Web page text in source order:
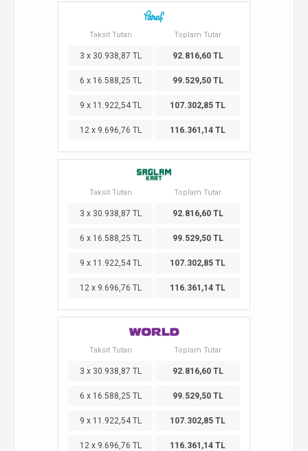
Taksit Tutarı Toplam Tutar
3 x 30.938,87 TL 92.816,60 TL
6 x 16.588,25 TL 99.529,50 TL
9 x 11.922,54 TL 107.302,85 TL
12 x 9.696,76 TL 116.361,14 TL
Taksit Tutarı Toplam Tutar
3 x 30.938,87 TL 92.816,60 TL
6 x 16.588,25 TL 99.529,50 TL
9 x 11.922,54 TL 107.302,85 TL
12 x 9.696,76 TL 116.361,14 TL
Taksit Tutarı Toplam Tutar
3 x 30.938,87 TL 92.816,60 TL
6 x 16.588,25 TL 99.529,50 TL
9 x 11.922,54 TL 107.302,85 TL
12 x 9.696,76 TL 116.361,14 TL